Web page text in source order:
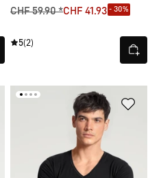
CHF 59.90 *CHF 41.93 - 30%
5(2)